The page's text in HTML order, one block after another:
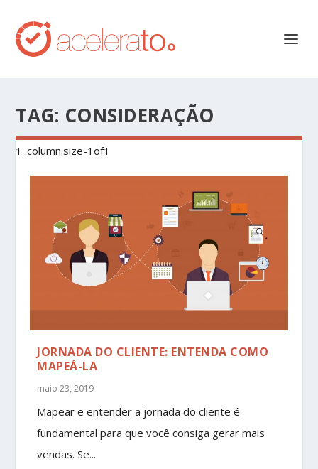
TAG: CONSIDERAÇÃO
JORNADA DO CLIENTE: ENTENDA COMO
MAPEÁ-LA
maio 23, 2019
Mapear e entender a jornada do cliente é
fundamental para que você consiga gerar mais
vendas. Se...